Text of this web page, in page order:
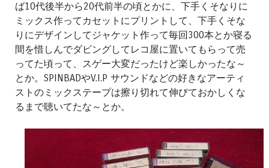
ば10代後半から20代前半の頃とかに、下手くそなりに
ミックス作ってカセットにプリントして、下手くそな
りにデザインしてジャケット作って毎回300本とか寝る
間を惜しんでダビングしてレコ屋に置いてもらって売
ってた頃って、スゲー大変だったけど楽しかったな～
とか。SPINBADやV.I.P サウンドなどの好きなアーティ
ストのミックステープは擦り切れて伸びておかしくな
るまで聴いてたな～とか。